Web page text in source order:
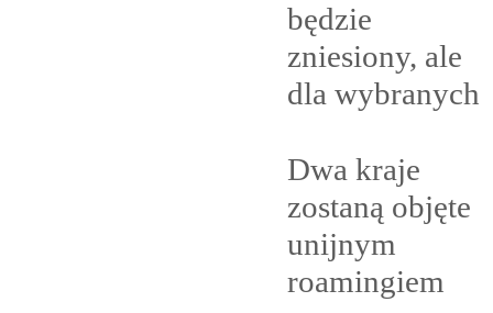
będzie
zniesiony, ale
dla wybranych
Dwa kraje
zostaną objęte
unijnym
roamingiem